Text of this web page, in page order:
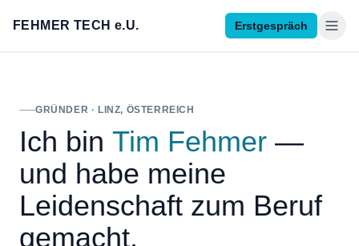
FEHMER TECH e.U. Erstgespräch
GRÜNDER · LINZ, ÖSTERREICH
Ich bin Tim Fehmer —
und habe meine
Leidenschaft zum Beruf
gemacht.